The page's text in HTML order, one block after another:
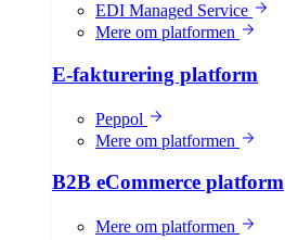
EDI Managed Service
Mere om platformen
E-fakturering platform
Peppol
Mere om platformen
B2B eCommerce platform
Mere om platformen